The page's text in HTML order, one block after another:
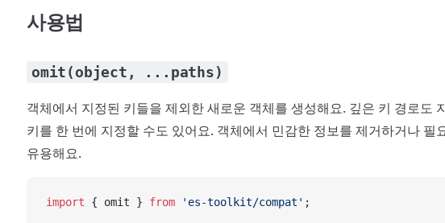
사용법
omit(object, ...paths)
객체에서 지정된 키들을 제외한 새로운 객체를 생성해요. 깊은 키 경로도
키를 한 번에 지정할 수도 있어요. 객체에서 민감한 정보를 제거하거나 필
유용해요.
import { omit } from 'es-toolkit/compat' ;